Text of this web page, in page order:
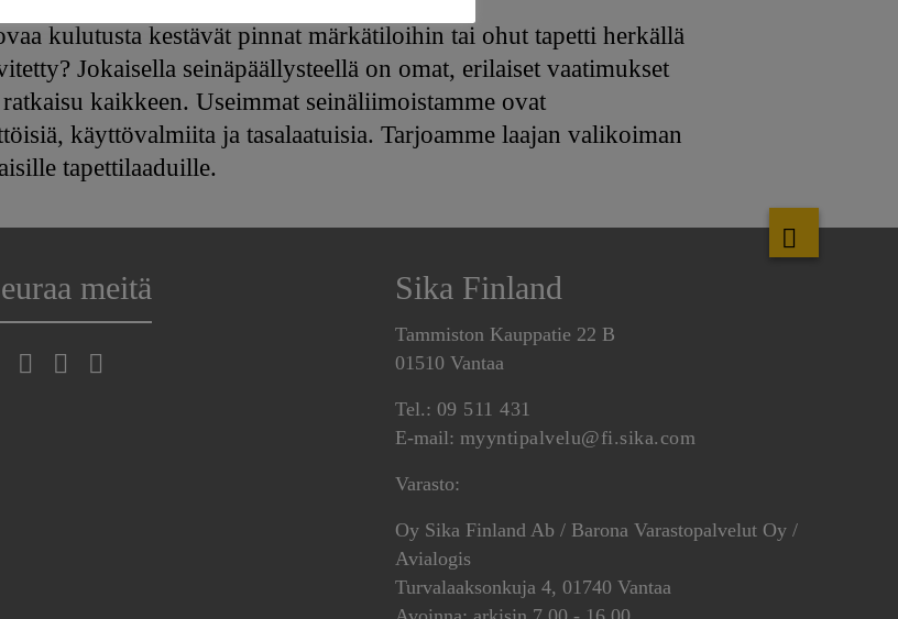
kulutusta kestävät pinnat märkätiloihin tai ohut tapetti herkällä
Jokaisella seinäpäällysteellä on omat, erilaiset vaatimukset
kaikkeen. Useimmat seinäliimoistamme ovat
käyttövalmiita ja tasalaatuisia. Tarjoamme laajan valikoiman
tapettilaaduille.
meitä Sika Finland
Tammiston Kauppatie 22 B
01510 Vantaa
Tel.: 09 511 431
E-mail: myyntipalvelu@fi.sika.com
Varasto:
Oy Sika Finland Ab / Barona Varastopalvelut Oy /
Avialogis
Turvalaaksonkuja 4, 01740 Vantaa